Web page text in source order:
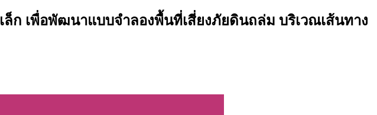
ก เพื่อพัฒนาแบบจำลองพื้นที่เสี่ยงภัยดินถล่ม บริเวณเส้นทาง